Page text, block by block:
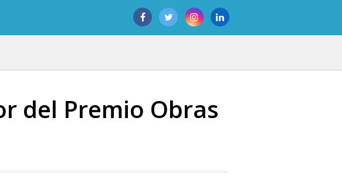
del Premio Obras